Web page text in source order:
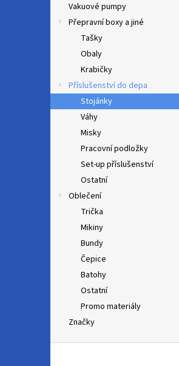
Vakuové pumpy
Přepravní boxy a jiné
Tašky
Obaly
Krabičky
Příslušenství do depa
Stojánky
Váhy
Misky
Pracovní podložky
Set-up příslušenství
Ostatní
Oblečení
Trička
Mikiny
Bundy
Čepice
Batohy
Ostatní
Promo materiály
Značky